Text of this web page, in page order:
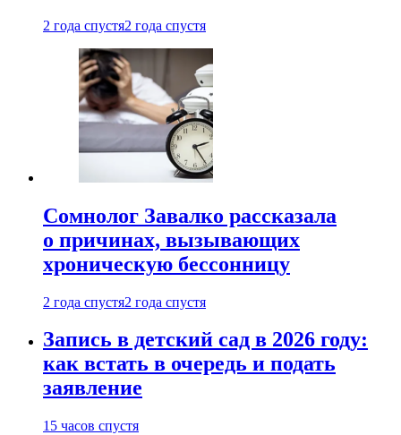
2 года спустя2 года спустя
Сомнолог Завалко рассказала
о причинах, вызывающих
хроническую бессонницу
2 года спустя2 года спустя
Запись в детский сад в 2026 году:
как встать в очередь и подать
заявление
15 часов спустя